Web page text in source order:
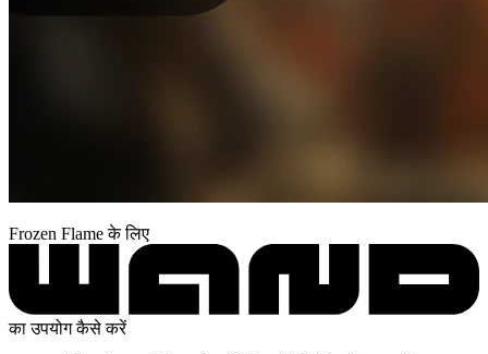
Frozen Flame के लिए
का उपयोग कैसे करें